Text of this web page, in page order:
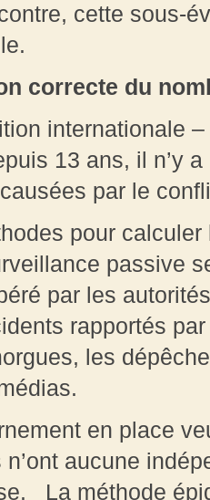
cette sous-
correcte du
internationale
13 ans, il n’y
par le
pour
passive
par les
rapportés
les
en place
aucune
La méthode